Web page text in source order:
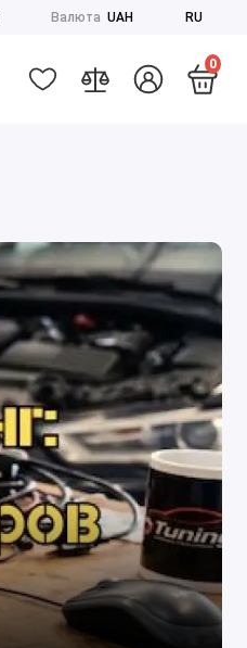
Валюта UAH RU
0